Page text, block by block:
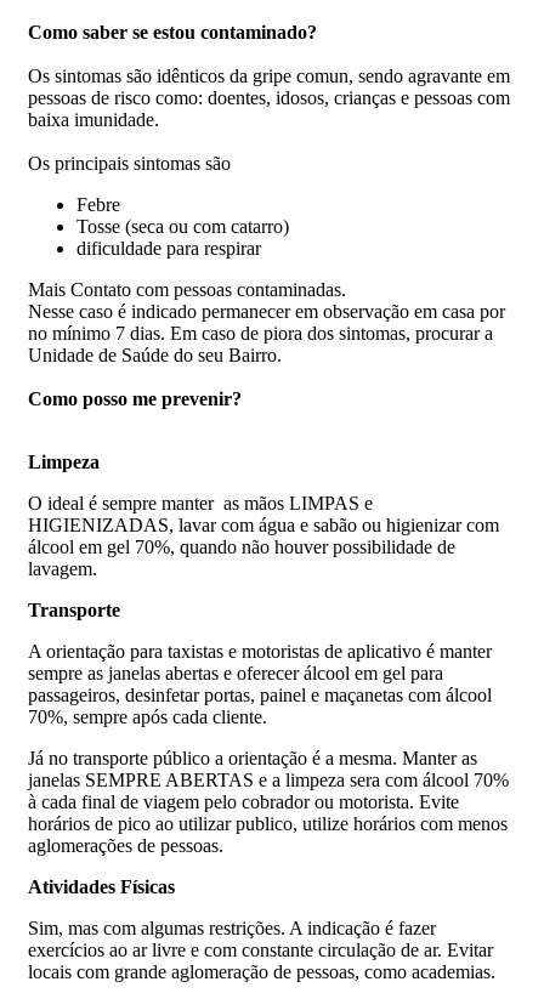
Como saber se estou contaminado?
Os sintomas são idênticos da gripe comun, sendo agravante em
pessoas de risco como: doentes, idosos, crianças e pessoas com
baixa imunidade.
Os principais sintomas são
Febre
Tosse (seca ou com catarro)
dificuldade para respirar
Mais Contato com pessoas contaminadas.
Nesse caso é indicado permanecer em observação em casa por
no mínimo 7 dias. Em caso de piora dos sintomas, procurar a
Unidade de Saúde do seu Bairro.
Como posso me prevenir?
Limpeza
O ideal é sempre manter as mãos LIMPAS e
HIGIENIZADAS, lavar com água e sabão ou higienizar com
álcool em gel 70%, quando não houver possibilidade de
lavagem.
Transporte
A orientação para taxistas e motoristas de aplicativo é manter
sempre as janelas abertas e oferecer álcool em gel para
passageiros, desinfetar portas, painel e maçanetas com álcool
70%, sempre após cada cliente.
Já no transporte público a orientação é a mesma. Manter as
janelas SEMPRE ABERTAS e a limpeza sera com álcool 70%
à cada final de viagem pelo cobrador ou motorista. Evite
horários de pico ao utilizar publico, utilize horários com menos
aglomerações de pessoas.
Atividades Físicas
Sim, mas com algumas restrições. A indicação é fazer
exercícios ao ar livre e com constante circulação de ar. Evitar
locais com grande aglomeração de pessoas, como academias.